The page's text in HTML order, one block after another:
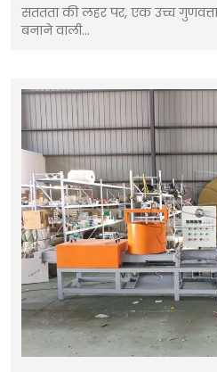
सततता की लहर पर, एक उच्च
बनाने वाली…